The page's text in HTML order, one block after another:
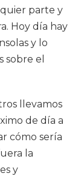
parte y
Hoy día hay
y lo
sobre el
llevamos
de día a
cómo sería
la
y